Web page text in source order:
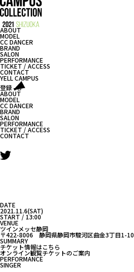
ABOUT
MODEL
CC DANCER
BRAND
SALON
PERFORMANCE
TICKET / ACCESS
CONTACT
YELL CAMPUS
登録
ABOUT
MODEL
CC DANCER
BRAND
SALON
PERFORMANCE
TICKET / ACCESS
CONTACT
DATE
2021.11.6(SAT)
START / 13:00
VENUE
ツインメッセ静岡
〒422-8006 静岡県静岡市駿河区曲金3丁目1-10
SUMMARY
チケット情報はこちら
オンライン観覧チケットのご案内
PERFORMANCE
SINGER